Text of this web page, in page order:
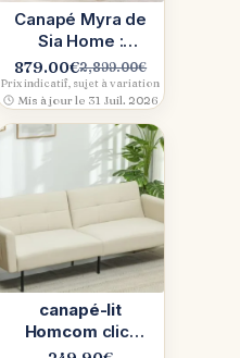
Canapé Myra de
Sia Home :
confort nuage,
style arrondi
2,899.00€
Le
prix
initial
était :
2,899.00€.
879.00€Le
prix
actuel
est :
879.00€.
Prix indicatif, sujet à variation
Mis à jour le 31 Juil. 2026
canapé-lit
Homcom clic-
clac 3 places :